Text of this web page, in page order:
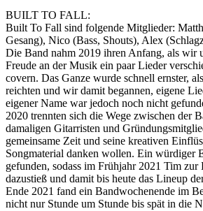
BUILT TO FALL:
Built To Fall sind folgende Mitglieder:
Gesang), Nico (Bass, Shouts), Alex
Die Band nahm 2019 ihren Anfang, als wir
Freude an der Musik ein paar Lieder
covern. Das Ganze wurde schnell ernster,
reichten und wir damit begannen, eigene
eigener Name war jedoch noch nicht
2020 trennten sich die Wege zwischen der
damaligen Gitarristen und
gemeinsame Zeit und seine kreativen
Songmaterial danken wollen. Ein würdiger
gefunden, sodass im Frühjahr 2021 Tim zur
dazustieß und damit bis heute das Lineup
Ende 2021 fand ein Bandwochenende im
nicht nur Stunde um Stunde bis spät in die